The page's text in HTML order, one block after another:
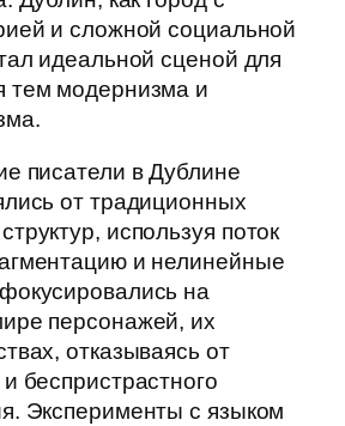
и сложной социальной
идеальной сценой для
тем модернизма и
писатели в Дублине
от традиционных
используя поток
и нелинейные
на
персонажей, их
отказываясь от
беспристрастного
Эксперименты с языком